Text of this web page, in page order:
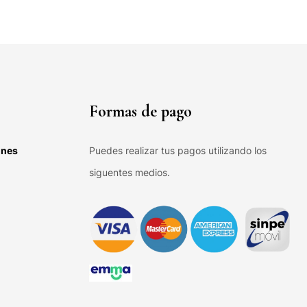
Formas de pago
Puedes realizar tus pagos utilizando los
siguentes medios.